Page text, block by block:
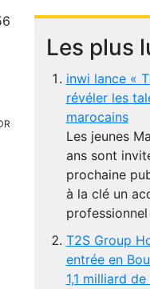
Les plus
inwi lance «
révéler les
marocains
Les jeunes
ans sont
prochaine
à la clé un
T2S Group
entrée en
1,1 milliard